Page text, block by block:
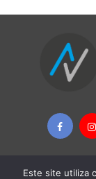
Este site utiliza